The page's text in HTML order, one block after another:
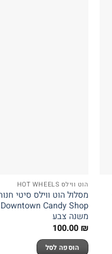
הוט ווילס HOT WHEELS
משנה צבע
100.00 ₪
הוספה לסל